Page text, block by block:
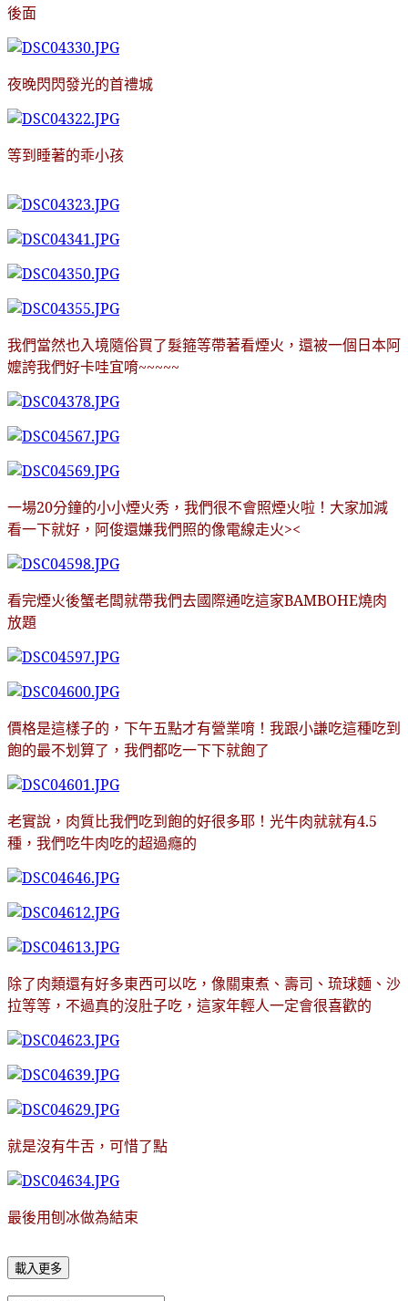
後面
夜晚閃閃發光的首禮城
等到睡著的乖小孩
我們當然也入境隨俗買了髮箍等帶著看煙火，還被一個日本阿
嬤誇我們好卡哇宜唷~~~~~
一場20分鐘的小小煙火秀，我們很不會照煙火啦 ！大家加減
看一下就好，阿俊還嫌我們照的像電線走火><
看完煙火後蟹老闆就帶我們去國際通吃這家BAMBOHE燒肉
放題
價格是這樣子的，下午五點才有營業唷 ！我跟小謙吃這種吃到
飽的最不划算了，我們都吃一下下就飽了
老實說 ，肉質比我們吃到飽的好很多耶 ！光牛肉就就有4.5
種 ，我們吃牛肉吃的超過癮的
除了肉類還有好多東西可以吃 ，像關東煮 、壽司 、琉球麵 、沙
拉等等 ，不過真的沒肚子吃 ，這家年輕人一定會很喜歡的
就是沒有牛舌 ，可惜了點
最後用刨冰做為結束
載入更多